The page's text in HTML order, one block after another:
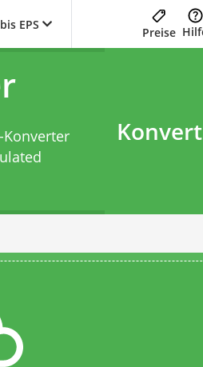
EPS
Preise
Konverter